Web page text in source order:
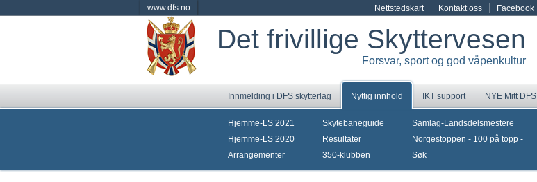
www.dfs.no Nettstedskart Kontakt oss Facebook
Det frivillige Skyttervesen
Forsvar, sport og god våpenkultur
Innmelding i DFS skytterlag Nyttig innhold IKT support NYE Mitt DFS
Hjemme-LS 2021
Hjemme-LS 2020
Arrangementer
Skytebaneguide
Resultater
350-klubben
Samlag-Landsdelsmestere
Norgestoppen - 100 på topp -
Søk